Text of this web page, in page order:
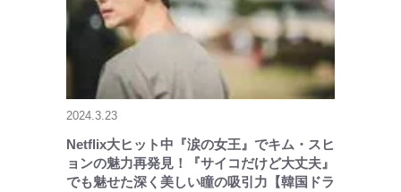
2024.3.23
Netflix大ヒット中『涙の女王』でキム・スヒ
ョンの魅力再発見！『サイコだけど大丈夫』
でも魅せた深く美しい瞳の吸引力【韓国ドラ